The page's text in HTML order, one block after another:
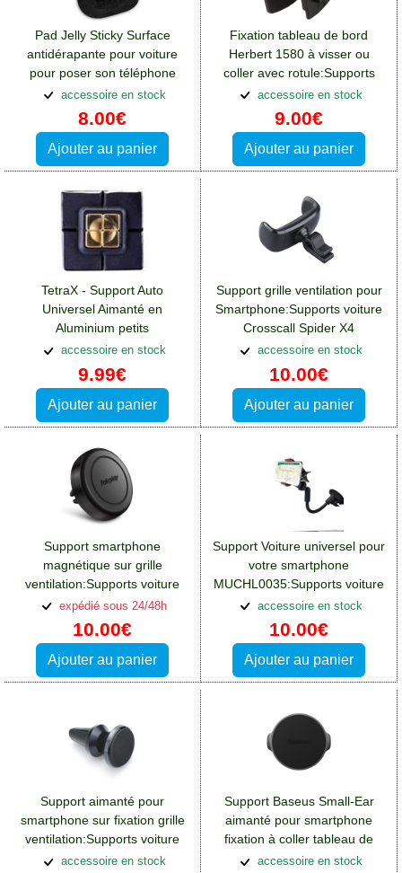
Pad Jelly Sticky Surface
antidérapante pour voiture
pour poser son téléphone
portable
accessoire en stock
8.00€
Ajouter au panier
Fixation tableau de bord
Herbert 1580 à visser ou
coller avec rotule:Supports
voiture Crosscall Spider X4
accessoire en stock
9.00€
Ajouter au panier
TetraX - Support Auto
Universel Aimanté en
Aluminium petits
téléphones:Supports voiture
Crosscall Spider X4
accessoire en stock
9.99€
Ajouter au panier
Support grille ventilation pour
Smartphone:Supports voiture
Crosscall Spider X4
accessoire en stock
10.00€
Ajouter au panier
Support smartphone
magnétique sur grille
ventilation:Supports voiture
Crosscall Spider X4
expédié sous 24/48h
10.00€
Ajouter au panier
Support Voiture universel pour
votre smartphone
MUCHL0035:Supports voiture
Crosscall Spider X4
accessoire en stock
10.00€
Ajouter au panier
Support aimanté pour
smartphone sur fixation grille
ventilation:Supports voiture
Crosscall Spider X4
accessoire en stock
Support Baseus Small-Ear
aimanté pour smartphone
fixation à coller tableau de
bord
accessoire en stock